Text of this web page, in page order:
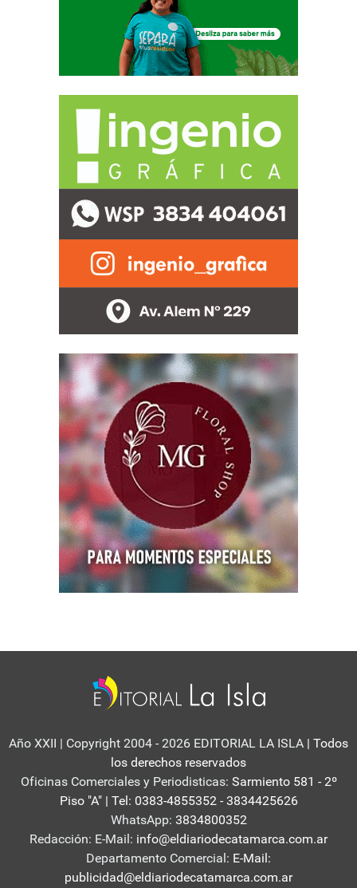
Año XXII | Copyright 2004 - 2026 EDITORIAL LA ISLA | Todos
los derechos reservados
Oficinas Comerciales y Periodisticas: Sarmiento 581 - 2º
Piso "A" | Tel: 0383-4855352 - 3834425626
WhatsApp: 3834800352
Redacción: E-Mail: info@eldiariodecatamarca.com.ar
Departamento Comercial: E-Mail:
publicidad@eldiariodecatamarca.com.ar